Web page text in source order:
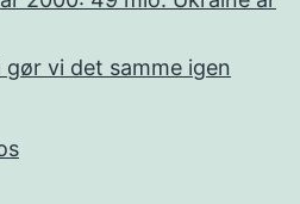
gør vi det samme igen